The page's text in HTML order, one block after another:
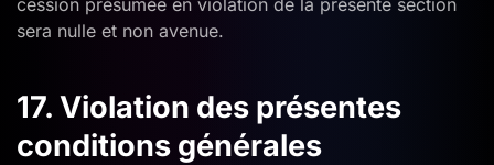
cession présumée en violation de la présente section
sera nulle et non avenue.
17. Violation des présentes
conditions générales